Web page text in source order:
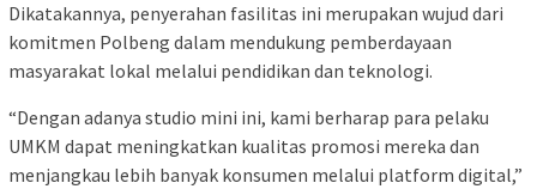
Dikatakannya, penyerahan fasilitas ini merupakan wujud dari
komitmen Polbeng dalam mendukung pemberdayaan
masyarakat lokal melalui pendidikan dan teknologi.
“Dengan adanya studio mini ini, kami berharap para pelaku
UMKM dapat meningkatkan kualitas promosi mereka dan
menjangkau lebih banyak konsumen melalui platform digital,”